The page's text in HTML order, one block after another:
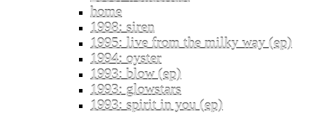
home
1998: siren
1995: live from the milky way (ep)
1994: oyster
1993: blow (ep)
1993: glowstars
1993: spirit in you (ep)